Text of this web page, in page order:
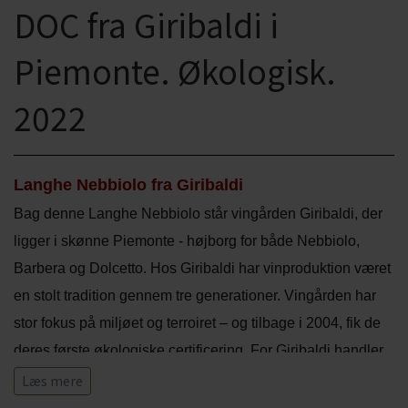
CHARDONNAY
MERLOT
RIESLING
SCHIOPPETINO
CHOKOLADE, LAKRIDS ETC
ØL
TONICS OG VAND
JUL OG GLØGG
PÅSKE
DOC fra Giribaldi i
Piemonte. Økologisk.
2022
Langhe Nebbiolo fra Giribaldi
Bag denne Langhe Nebbiolo står vingården Giribaldi, der
ligger i skønne Piemonte - højborg for både Nebbiolo,
Barbera og Dolcetto. Hos Giribaldi har vinproduktion været
en stolt tradition gennem tre generationer. Vingården har
stor fokus på miljøet og terroiret – og tilbage i 2004, fik de
deres første økologiske certificering. For Giribaldi handler
økologi om en livsstil baseret på respekt for naturen.
Læs mere